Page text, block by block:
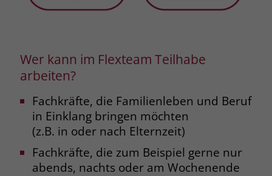
Wer kann im Flexteam Teilhabe
arbeiten?
Fachkräfte, die Familienleben und Beruf
in Einklang bringen möchten
(z.B. in oder nach Elternzeit)
Fachkräfte, die zum Beispiel gerne nur
abends, nachts oder am Wochenende